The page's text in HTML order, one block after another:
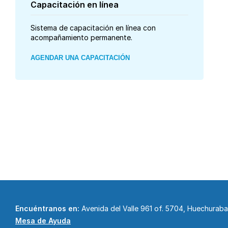
Capacitación en línea
Sistema de capacitación en línea con
acompañamiento permanente.
AGENDAR UNA CAPACITACIÓN
Encuéntranos en: Avenida del Valle 961 of. 5704,
Mesa de Ayuda